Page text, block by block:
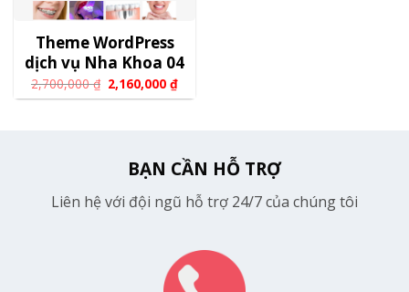
Theme WordPress
dịch vụ Nha Khoa 04
2,700,000₫ 2,160,000₫
BẠN CẦN HỖ TRỢ
Liên hệ với đội ngũ hỗ trợ 24/7 của chúng tôi